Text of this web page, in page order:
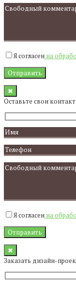
Я согласен на
✖
Оставьте свои
Я согласен на
✖
Заказать дизайн-